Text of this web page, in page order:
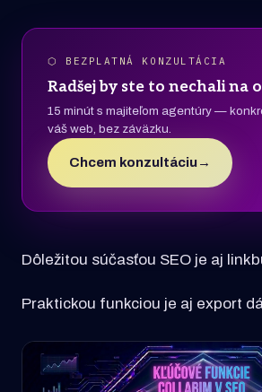
⬡ BEZPLATNÁ KONZULTÁCIA
Radšej by ste to nechali na
15 minút s majiteľom agentúry —
váš web, bez záväzku.
Chcem konzultáciu→
Dôležitou súčasťou SEO je aj
Praktickou funkciou je aj export